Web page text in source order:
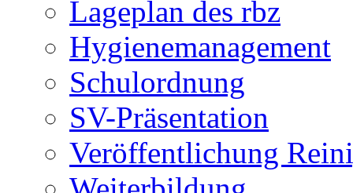
Lageplan des rbz
Hygienemanagement
Schulordnung
SV-Präsentation
Veröffentlichung